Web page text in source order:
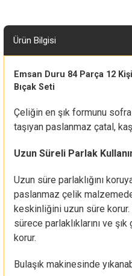
Ürün Bilgisi
Emsan Duru 84 Parça 12
Bıçak Seti
Çeliğin en şık formunu
taşıyan paslanmaz çatal,
Uzun Süreli Parlak
Uzun süre parlaklığını
paslanmaz çelik
keskinliğini uzun süre
sürece parlaklıklarını ve
korur.
Bulaşık makinesinde